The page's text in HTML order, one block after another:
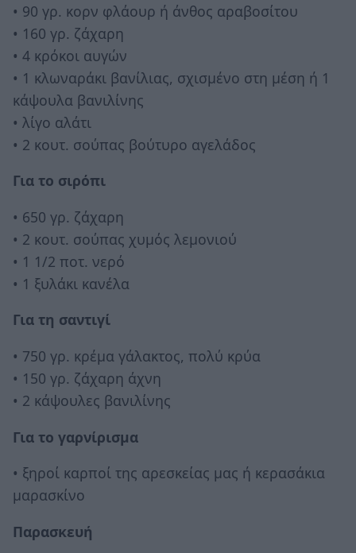
• 90 γρ. κορν φλάουρ ή άνθος αραβοσίτου
• 160 γρ. ζάχαρη
• 4 κρόκοι αυγών
• 1 κλωναράκι βανίλιας, σχισμένο στη μέση ή 1
κάψουλα βανιλίνης
• λίγο αλάτι
• 2 κουτ. σούπας βούτυρο αγελάδος
Για το σιρόπι
• 650 γρ. ζάχαρη
• 2 κουτ. σούπας χυμός λεμονιού
• 1 1/2 ποτ. νερό
• 1 ξυλάκι κανέλα
Για τη σαντιγί
• 750 γρ. κρέμα γάλακτος, πολύ κρύα
• 150 γρ. ζάχαρη άχνη
• 2 κάψουλες βανιλίνης
Για το γαρνίρισμα
• ξηροί καρποί της αρεσκείας μας ή κερασάκια
μαρασκίνο
Παρασκευή